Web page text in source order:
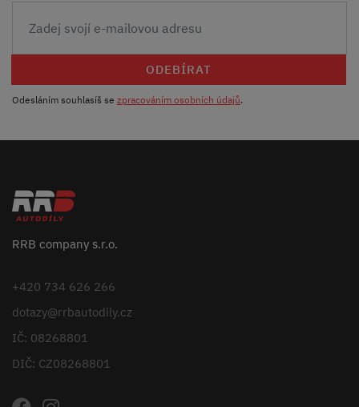
ODEBÍRAT
Odesláním souhlasíš se zpracováním osobních údajů.
RRB company s.r.o.
+420 734 626 266
dotazy@rrbautodily.cz
IČ: 08268801
DIČ: CZ08268801